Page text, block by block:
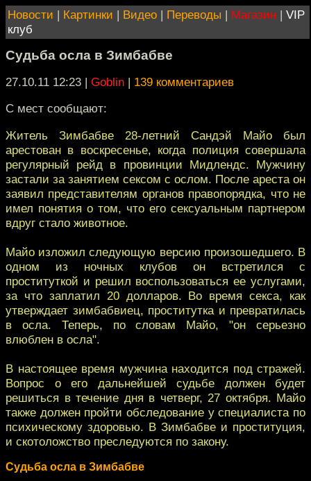
Новости | Картинки | Видео | Переводы | Магазин | VIP
клуб
Судьба осла в Зимбабве
27.10.11 12:23 | Goblin | 139 комментариев
C мест сообщают:
Житель Зимбабве 28-летний Сандэй Майо был
арестован в воскресенье, когда полиция совершала
регулярный рейд в провинции Мидлендс. Мужчину
застали за занятием сексом с ослом. После ареста он
заявил представителям органов правопорядка, что не
имел понятия о том, что его сексуальным партнером
вдруг стало животное.
Майо изложил следующую версию произошедшего. В
одном из ночных клубов он встретился с
проституткой и решил воспользоваться ее услугами,
за что заплатил 20 долларов. Во время секса, как
утверждает зимбабвиец, проститутка и превратилась
в осла. Теперь, по словам Майо, "он серьезно
влюблен в осла".
В настоящее время мужчина находится под стражей.
Вопрос о его дальнейшей судьбе должен будет
решиться в течение дня в четверг, 27 октября. Майо
также должен пройти обследование у специалиста по
психическому здоровью. В Зимбабве и проституция,
и скотоложство преследуются по закону.
Судьба осла в Зимбабве